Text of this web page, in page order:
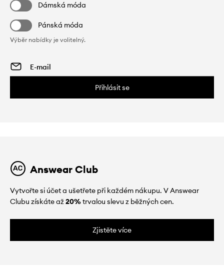
Dámská móda
Pánská móda
Výběr nabídky je volitelný.
Přihlásit se
Answear Club
Vytvořte si účet a ušetřete při každém nákupu. V Answear
Clubu získáte až20%trvalou slevu z běžných cen.
Zjistěte více